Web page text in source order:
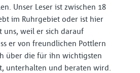
Unser Leser ist zwischen 18
im Ruhrgebiet oder ist hier
uns, weil er sich darauf
er von freundlichen Pottlern
über die für ihn wichtigsten
unterhalten und beraten wird.